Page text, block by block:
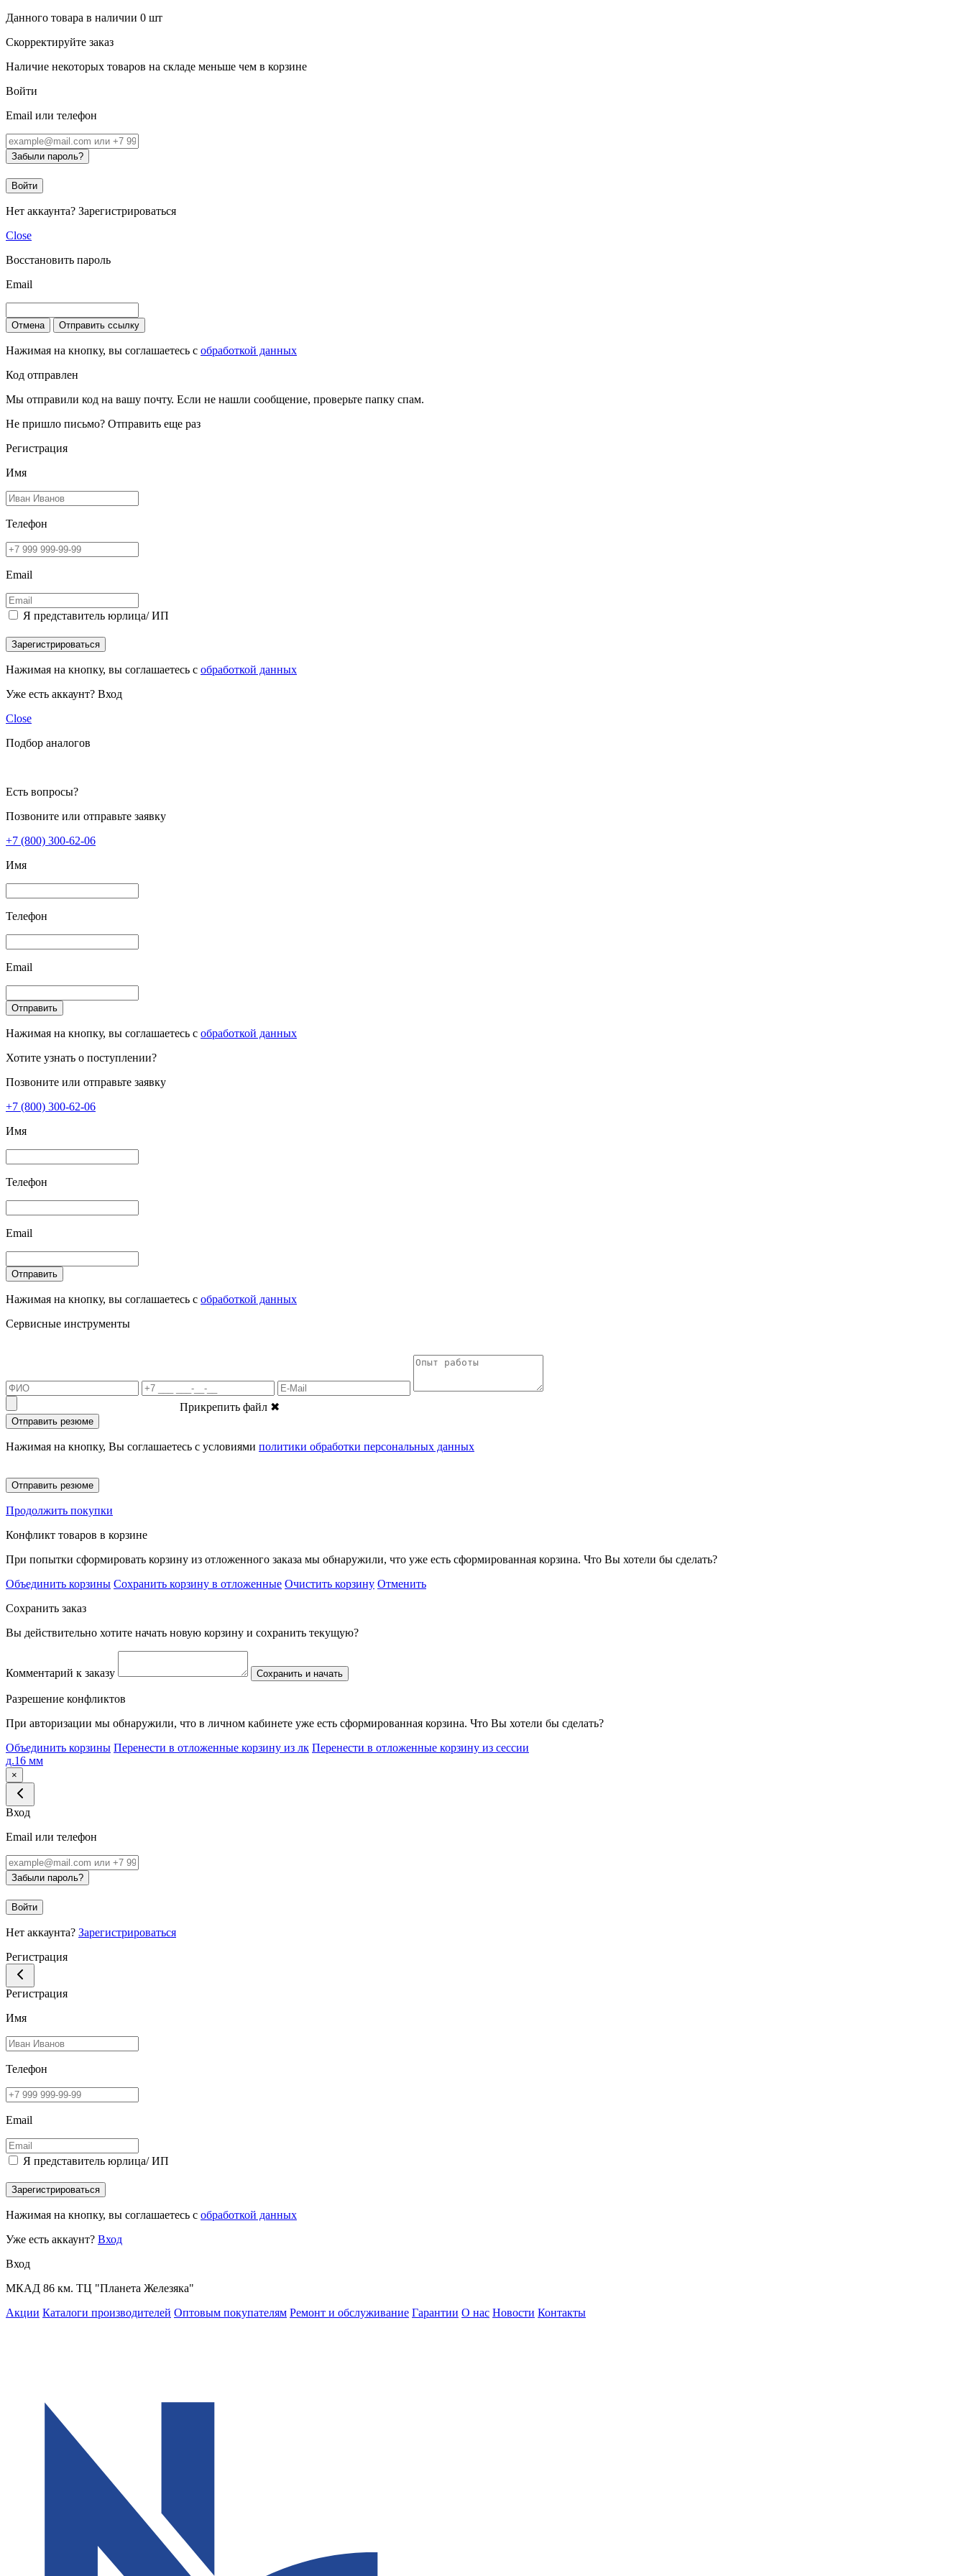
Данного товара в наличии 0 шт
Скорректируйте заказ
Наличие некоторых товаров на складе меньше чем в корзине
Войти
Email или телефон
Забыли пароль?
Войти
Нет аккаунта? Зарегистрироваться
Close
Восстановить пароль
Email
Отмена Отправить ссылку
Нажимая на кнопку, вы соглашаетесь с обработкой данных
Код отправлен
Мы отправили код на вашу почту. Если не нашли сообщение, проверьте папку спам.
Не пришло письмо? Отправить еще раз
Регистрация
Имя
Телефон
Email
Я представитель юрлица/ ИП
Зарегистрироваться
Нажимая на кнопку, вы соглашаетесь с обработкой данных
Уже есть аккаунт? Вход
Close
Подбор аналогов
Есть вопросы?
Позвоните или отправьте заявку
+7 (800) 300-62-06
Имя
Телефон
Email
Отправить
Нажимая на кнопку, вы соглашаетесь с обработкой данных
Хотите узнать о поступлении?
Позвоните или отправьте заявку
+7 (800) 300-62-06
Имя
Телефон
Email
Отправить
Нажимая на кнопку, вы соглашаетесь с обработкой данных
Сервисные инструменты
Прикрепить файл ✖
Отправить резюме
Нажимая на кнопку, Вы соглашаетесь с условиями политики обработки персональных данных
Отправить резюме
Продолжить покупки
Конфликт товаров в корзине
При попытки сформировать корзину из отложенного заказа мы обнаружили, что уже есть сформированная корзина. Что Вы хотели бы сделать?
Объединить корзины Сохранить корзину в отложенные Очистить корзину Отменить
Сохранить заказ
Вы действительно хотите начать новую корзину и сохранить текущую?
Комментарий к заказу Сохранить и начать
Разрешение конфликтов
При авторизации мы обнаружили, что в личном кабинете уже есть сформированная корзина. Что Вы хотели бы сделать?
Объединить корзины Перенести в отложенные корзину из лк Перенести в отложенные корзину из сессии
д.16 мм
×
Вход
Email или телефон
Забыли пароль?
Войти
Нет аккаунта? Зарегистрироваться
Регистрация
Регистрация
Имя
Телефон
Email
Я представитель юрлица/ ИП
Зарегистрироваться
Нажимая на кнопку, вы соглашаетесь с обработкой данных
Уже есть аккаунт? Вход
Вход
МКАД 86 км. ТЦ "Планета Железяка"
Акции Каталоги производителей Оптовым покупателям Ремонт и обслуживание Гарантии О нас Новости Контакты